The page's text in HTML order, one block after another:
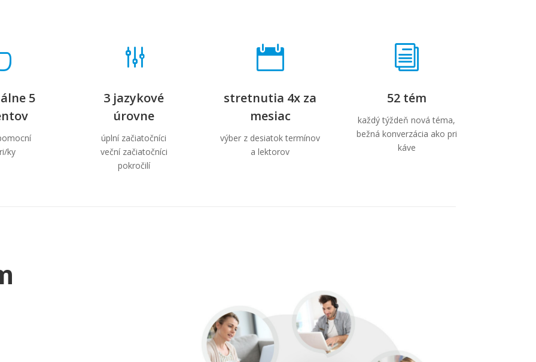
5
ky
g
3 jazykové
úrovne
úplní začiatočníci
veční začiatočníci
pokročilí

stretnutia 4x za
mesiac
výber z desiatok termínov
a lektorov
i
52 tém
každý týždeň nová téma,
bežná konverzácia ako pri
káve